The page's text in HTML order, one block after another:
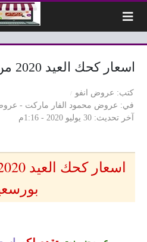
اسعار كحك العيد 2020 من محمود الفار بورسعيد
كتب
عروض انفو
في
عروض محمود الفار ماركت -
آخر تحديث 30 يوليو 2020 - 1:16م